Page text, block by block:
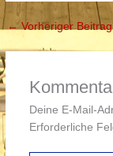
← Vorheriger Beitrag
Deine E-Mail-
Erforderliche